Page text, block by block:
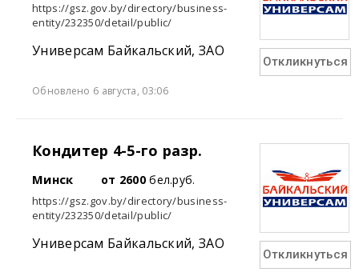
https://gsz.gov.by/directory/business-
entity/232350/detail/public/
Универсам Байкальский, ЗАО
Обновлено 6 августа, 03:06
Откликнуться
Кондитер 4-5-го разр.
Минск от 2600бел.руб.
https://gsz.gov.by/directory/business-
entity/232350/detail/public/
Универсам Байкальский, ЗАО
Откликнуться